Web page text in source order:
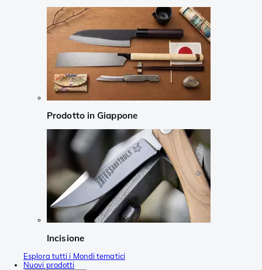
Prodotto in Giappone
Incisione
Esplora tutti i Mondi tematici
Nuovi prodotti